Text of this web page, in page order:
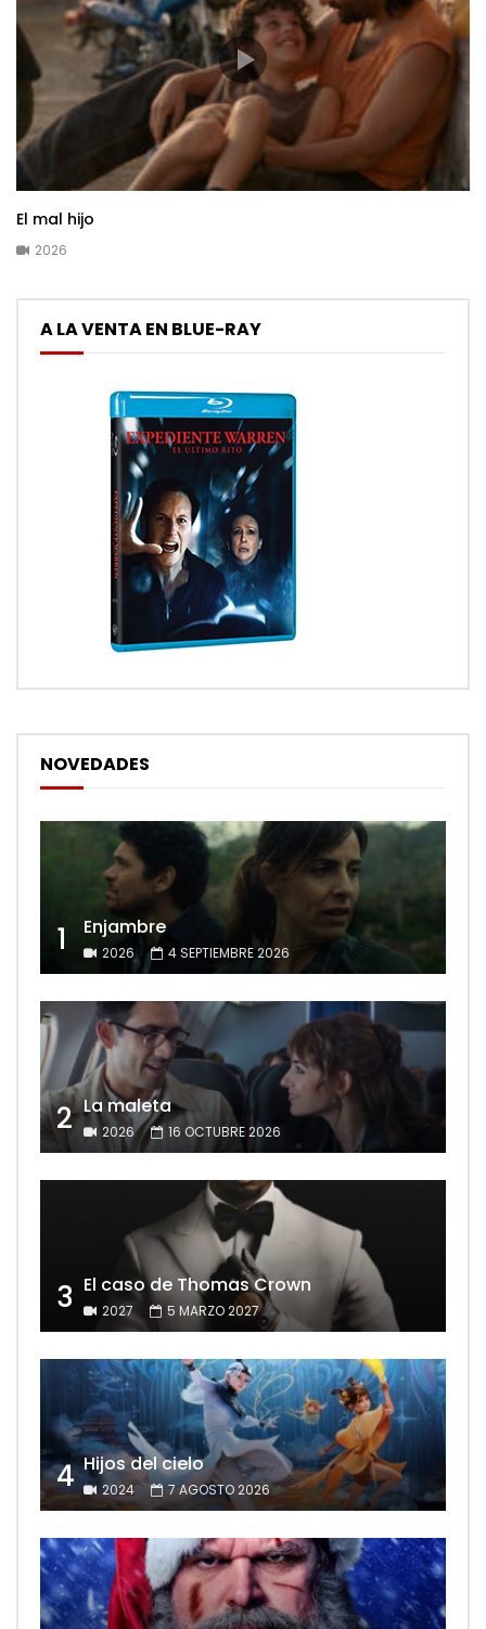
El mal hijo
2026
A LA VENTA EN BLUE-RAY
NOVEDADES
1 Enjambre
2026 4 SEPTIEMBRE 2026
2 La maleta
2026 16 OCTUBRE 2026
3 El caso de Thomas Crown
2027 5 MARZO 2027
4 Hijos del cielo
2024 7 AGOSTO 2026